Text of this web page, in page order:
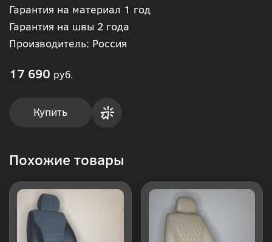
Гарантия на материал 1 год
Гарантия на швы 2 года
Производитель: Россия
17 690 руб.
Купить
Похожие товары